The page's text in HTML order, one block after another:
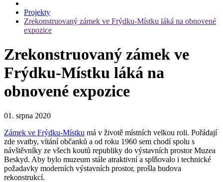
Projekty
Zrekonstruovaný zámek ve Frýdku-Místku láká na obnovené
expozice
Zrekonstruovaný zámek ve
Frýdku-Místku láká na
obnovené expozice
01. srpna 2020
Zámek ve Frýdku-Místku má v životě místních velkou roli. Pořádají
zde svatby, vítání občanků a od roku 1960 sem chodí spolu s
návštěvníky ze všech koutů republiky do výstavních prostor Muzea
Beskyd. Aby bylo muzeum stále atraktivní a splňovalo i technické
požadavky moderních výstavních prostor, prošla budova
rekonstrukcí.